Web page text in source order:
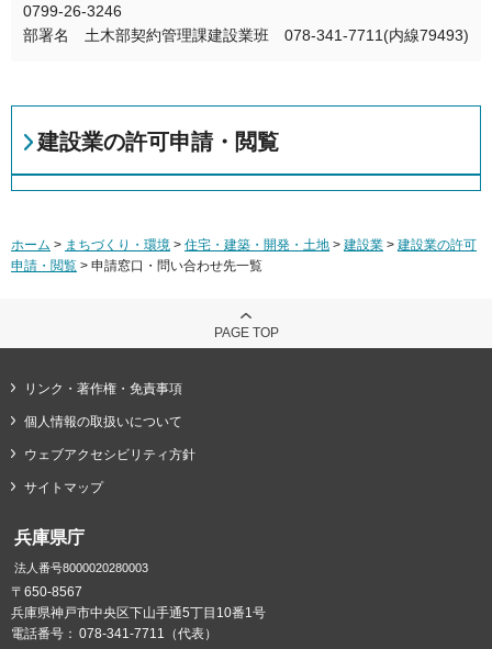
0799-26-3246
部署名 土木部契約管理課建設業班 078-341-7711(内線79493)
建設業の許可申請・閲覧
ホーム > まちづくり・環境 > 住宅・建築・開発・土地 > 建設業 > 建設業の許可
申請・閲覧 > 申請窓口・問い合わせ先一覧
PAGE TOP
リンク・著作権・免責事項
個人情報の取扱いについて
ウェブアクセシビリティ方針
サイトマップ
兵庫県庁
法人番号8000020280003
〒650-8567
兵庫県神戸市中央区下山手通5丁目10番1号
電話番号： 078-341-7711（代表）